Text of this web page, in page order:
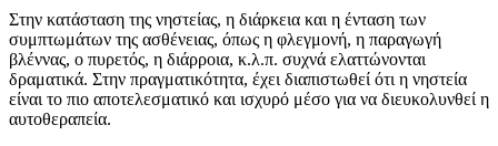
Στην κατάσταση της νηστείας, η διάρκεια και η ένταση των
συμπτωμάτων της ασθένειας, όπως η φλεγμονή, η παραγωγή
βλέννας, ο πυρετός, η διάρροια, κ.λ.π. συχνά ελαττώνονται
δραματικά. Στην πραγματικότητα, έχει διαπιστωθεί ότι η νηστεία
είναι το πιο αποτελεσματικό και ισχυρό μέσο για να διευκολυνθεί η
αυτοθεραπεία.